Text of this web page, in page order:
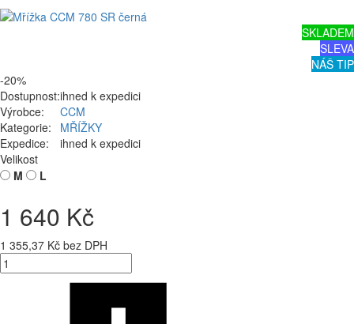
SKLADEM
SLEVA
NÁŠ TIP
-20%
Dostupnost:ihned k expedici
Výrobce:
CCM
Kategorie:
MŘÍŽKY
Expedice:
ihned k expedici
Velikost
M
L
1 640 Kč
1 355,37 Kč bez DPH